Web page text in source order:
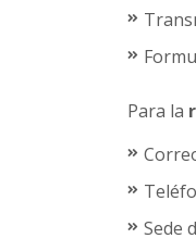
Para la
Sede